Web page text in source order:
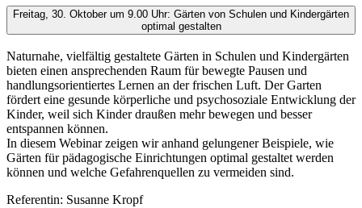
Freitag, 30. Oktober um 9.00 Uhr: Gärten von Schulen und Kindergärten
optimal gestalten
Naturnahe, vielfältig gestaltete Gärten in Schulen und Kindergärten
bieten einen ansprechenden Raum für bewegte Pausen und
handlungsorientiertes Lernen an der frischen Luft. Der Garten
fördert eine gesunde körperliche und psychosoziale Entwicklung der
Kinder, weil sich Kinder draußen mehr bewegen und besser
entspannen können.
In diesem Webinar zeigen wir anhand gelungener Beispiele, wie
Gärten für pädagogische Einrichtungen optimal gestaltet werden
können und welche Gefahrenquellen zu vermeiden sind.
Referentin: Susanne Kropf